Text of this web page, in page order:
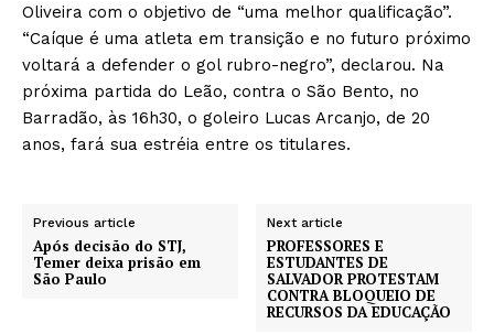
Oliveira com o objetivo de “uma melhor qualificação”.
“Caíque é uma atleta em transição e no futuro próximo
voltará a defender o gol rubro-negro”, declarou. Na
próxima partida do Leão, contra o São Bento, no
Barradão, às 16h30, o goleiro Lucas Arcanjo, de 20
anos, fará sua estréia entre os titulares.
Previous article
Após decisão do STJ,
Temer deixa prisão em
São Paulo
Next article
PROFESSORES E
ESTUDANTES DE
SALVADOR PROTESTAM
CONTRA BLOQUEIO DE
RECURSOS DA EDUCAÇÃO